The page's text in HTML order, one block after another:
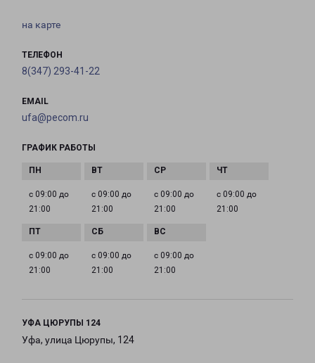
на карте
ТЕЛЕФОН
8(347) 293-41-22
EMAIL
ufa@pecom.ru
ГРАФИК РАБОТЫ
с 09:00 до
21:00
с 09:00 до
21:00
с 09:00 до
21:00
с 09:00 до
21:00
с 09:00 до
21:00
с 09:00 до
21:00
с 09:00 до
21:00
УФА ЦЮРУПЫ 124
Уфа, улица Цюрупы, 124